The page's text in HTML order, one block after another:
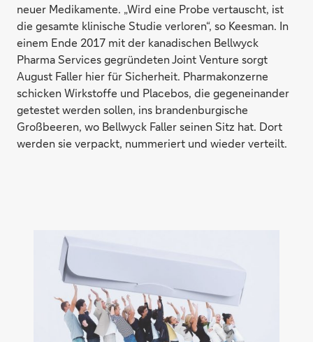
neuer Medi­kamente. „Wird eine Probe vertauscht, ist
die gesamte klinische Studie verloren“, so Keesman. In
einem Ende 2017 mit der kanadischen Bellwyck
Pharma Services gegründeten Joint Venture sorgt
August Faller hier für Sicherheit. Pharmakonzerne
schicken Wirkstoffe und Placebos, die gegeneinander
getestet werden sollen, ins brandenburgische
Großbeeren, wo Bellwyck Faller seinen Sitz hat. Dort
werden sie verpackt, nummeriert und wieder verteilt.